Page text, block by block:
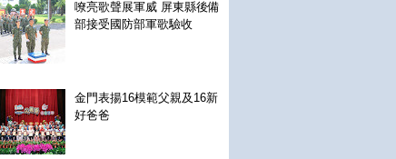
嘹亮歌聲展軍威 屏東縣後備
部接受國防部軍歌驗收
金門表揚16模範父親及16新
好爸爸